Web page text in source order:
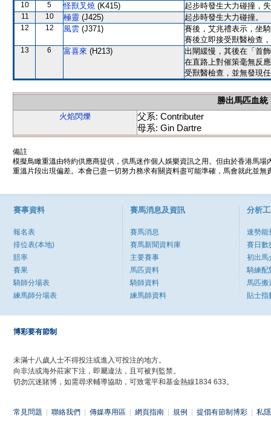
10 5 怪獸叉燒 (K415) 起步時發生大力碰撞，
11 10 極靈 (J425) 起步時發生大力碰撞。
12 12 風雲 (J371)
賽後，艾兆禮表示，坐
賽後立即接受獸醫檢查
13 6 富喜來 (H213)
出閘緩慢，其後在「首
在直路上對催策毫無反
受獸醫檢查，並無發現
勝出馬匹血統
火焰閃爍
父系: Contributer
母系: Gin Dartre
備註
模擬鳥瞰重溫由特約供應商提供，供馬迷作個人娛樂資訊之用。但由於香港馬
重溫片段出現偏差。本會已盡一切努力務求有關資料盡可能準確，馬會就此並
賽事資料
報名表
排位表(本地)
賠率
賽果
騎師分場表
練馬師分場表
賽馬消息及資訊
賽馬消息
賽馬新聞資料庫
主要賽事
馬匹資料
騎師資料
練馬師資料
分析
速勢能
賽日數
初出馬
騎練配
馬匹搬
貼士指
博彩要有節制
未滿十八歲人士不得投注或進入可投注的地方。
向非法或海外莊家下注，即屬違法，且可被判監禁。
切勿沉迷賭博，如需尋求輔導協助，可致電平和基金熱線1834 633。
常見問題 聯絡我們 傳媒專用區 網頁指南 規例 提倡有節制博彩 私